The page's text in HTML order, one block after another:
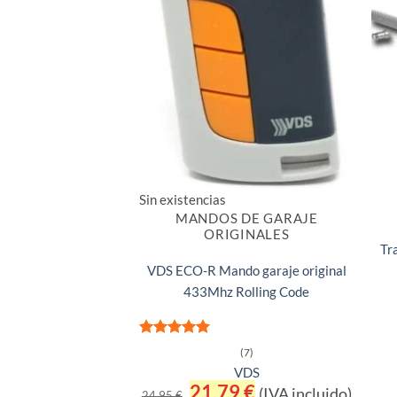
Sin existencias
MANDOS DE GARAJE
ORIGINALES
VDS ECO-R Mando garaje original
433Mhz Rolling Code
(7)
VDS
El
El